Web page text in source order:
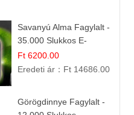
Savanyú Alma Fagylalt -
35.000 Slukkos E-
cigaretta | IBVape Bar
Ft 6200.00
Eredeti ár： Ft 14686.00
Görögdinnye Fagylalt -